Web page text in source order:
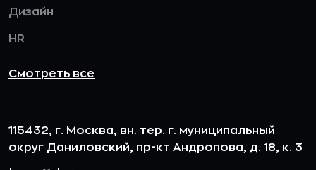
Дизайн
HR
Смотреть все
115432, г. Москва, вн. тер. г. муниципальный
округ Даниловский, пр-кт Андропова, д. 18, к. 3